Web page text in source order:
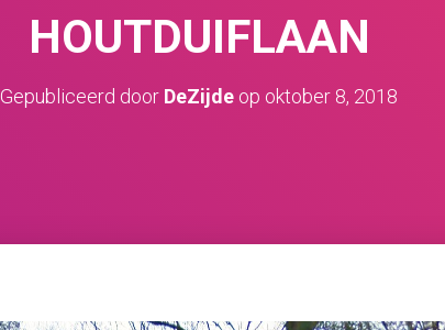
HOUTDUIFLAAN
Gepubliceerd door DeZijde op oktober 8, 2018